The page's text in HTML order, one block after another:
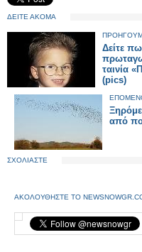
ΔΕΙΤΕ ΑΚΟΜΑ
Δείτε
ταινία
(pics)
από
ΣΧΟΛΙΑΣΤΕ
ΑΚΟΛΟΥΘΗΣΤΕ ΤΟ